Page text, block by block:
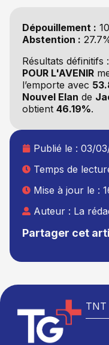
Dépouillement :
Abstention :
Résultats définitifs
POUR L'AVENIR
l’emporte avec
Nouvel Elan de
obtient 46.19%.
Partager cet
Publié le : 03/
Temps de
Mise à jour le :
Auteur : La
TNT